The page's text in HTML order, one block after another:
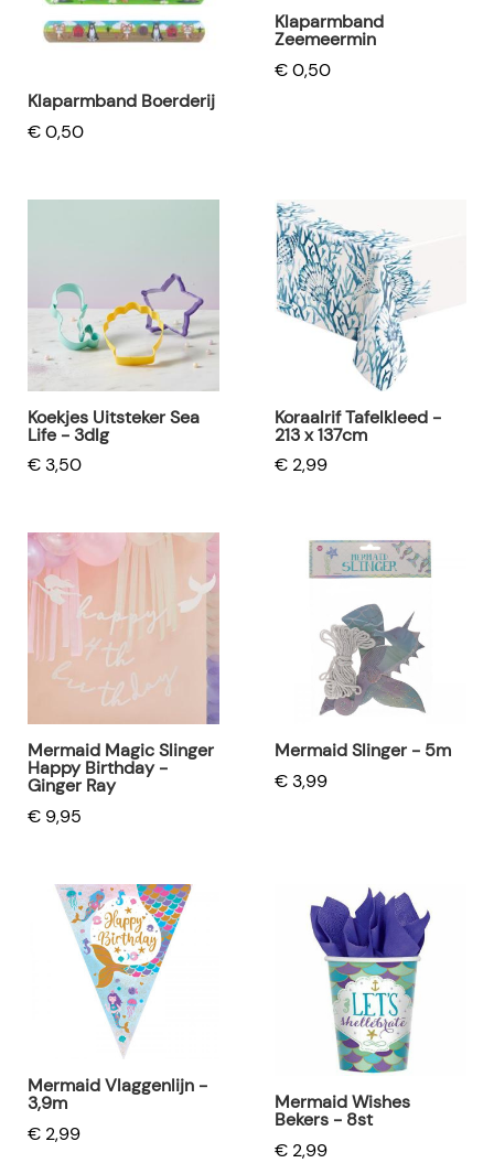
Klaparmband Boerderij
€ 0,50
Klaparmband
Zeemeermin
€ 0,50
Koekjes Uitsteker Sea
Life - 3dlg
€ 3,50
Koraalrif Tafelkleed -
213 x 137cm
€ 2,99
Mermaid Magic Slinger
Happy Birthday -
Ginger Ray
€ 9,95
Mermaid Slinger - 5m
€ 3,99
Mermaid Vlaggenlijn -
3,9m
€ 2,99
Mermaid Wishes
Bekers - 8st
€ 2,99